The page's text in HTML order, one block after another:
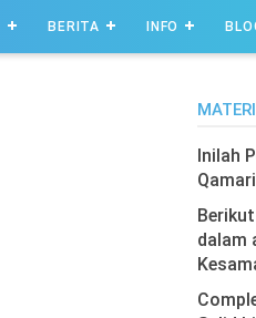
BERITA INFO
Inilah
dalam